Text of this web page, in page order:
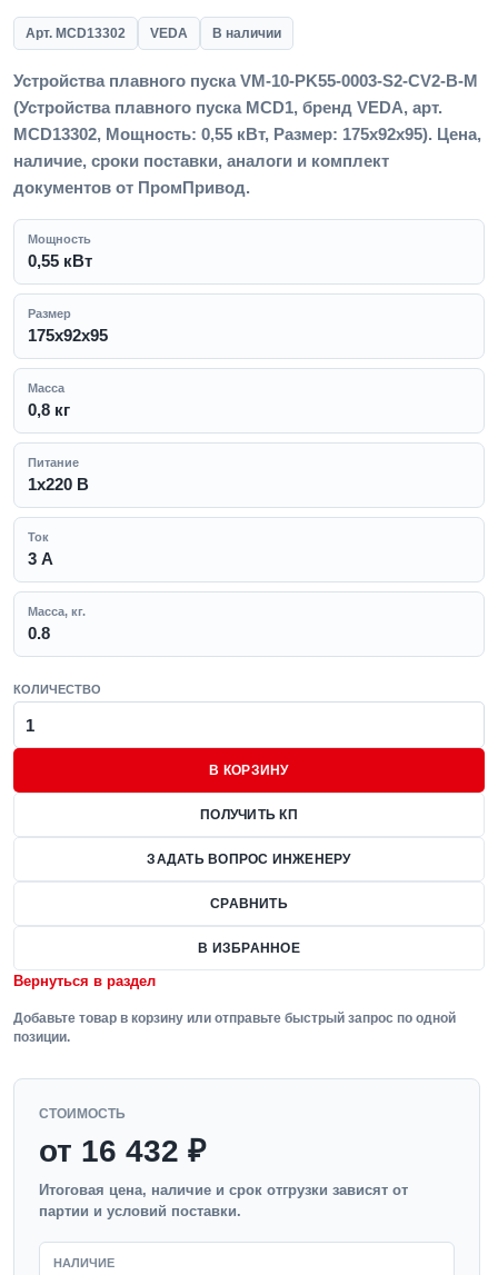
Арт. MCD13302 VEDA В наличии
Устройства плавного пуска VM-10-PK55-0003-S2-CV2-B-M
(Устройства плавного пуска MCD1, бренд VEDA, арт.
MCD13302, Мощность: 0,55 кВт, Размер: 175х92х95). Цена,
наличие, сроки поставки, аналоги и комплект
документов от ПромПривод.
Мощность
0,55 кВт
Размер
175х92х95
Масса
0,8 кг
Питание
1x220 В
Ток
3 А
Масса, кг.
0.8
КОЛИЧЕСТВО
В КОРЗИНУ
ПОЛУЧИТЬ КП
ЗАДАТЬ ВОПРОС ИНЖЕНЕРУ
СРАВНИТЬ
В ИЗБРАННОЕ
Вернуться в раздел
Добавьте товар в корзину или отправьте быстрый запрос по одной
позиции.
СТОИМОСТЬ
от 16 432 ₽
Итоговая цена, наличие и срок отгрузки зависят от
партии и условий поставки.
НАЛИЧИЕ